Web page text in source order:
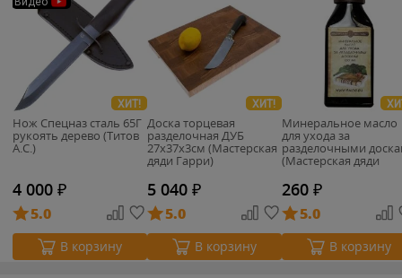
ХИТ!
Нож Спецназ сталь 65Г
рукоять дерево (Титов
А.С.)
4 000 ₽
5.0
В корзину
ХИТ!
Доска торцевая
разделочная ДУБ
27х37х3см (Мастерская
дяди Гарри)
5 040 ₽
5.0
В корзину
Минеральное масло
для ухода за
разделочными
(Мастерская дяди
260 ₽
5.0
В корзину